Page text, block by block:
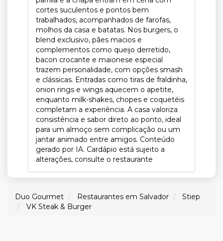
cortes suculentos e pontos bem
trabalhados, acompanhados de farofas,
molhos da casa e batatas. Nos burgers, o
blend exclusivo, pães macios e
complementos como queijo derretido,
bacon crocante e maionese especial
trazem personalidade, com opções smash
e clássicas. Entradas como tiras de fraldinha,
onion rings e wings aquecem o apetite,
enquanto milk-shakes, chopes e coquetéis
completam a experiência. A casa valoriza
consistência e sabor direto ao ponto, ideal
para um almoço sem complicação ou um
jantar animado entre amigos. Conteúdo
gerado por IA. Cardápio está sujeito a
alterações, consulte o restaurante
Duo Gourmet Restaurantes em Salvador
Stiep
VK Steak & Burger